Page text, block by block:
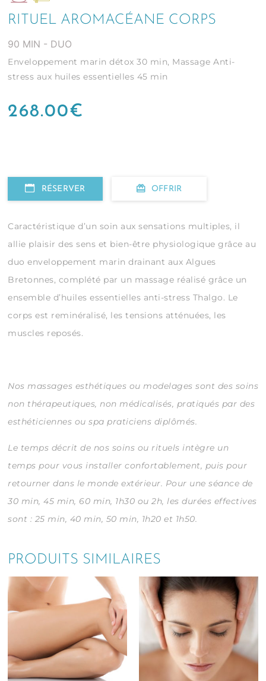
RITUEL AROMACÉANE CORPS
90 MIN - DUO
Enveloppement marin détox 30 min, Massage Anti-
stress aux huiles essentielles 45 min
268.00€
RÉSERVER OFFRIR
Caractéristique d’un soin aux sensations multiples, il
allie plaisir des sens et bien-être physiologique grâce au
duo enveloppement marin drainant aux Algues
Bretonnes, complété par un massage réalisé grâce un
ensemble d’huiles essentielles anti-stress Thalgo. Le
corps est reminéralisé, les tensions atténuées, les
muscles reposés.
Nos massages esthétiques ou modelages sont des soins
non thérapeutiques, non médicalisés, pratiqués par des
esthéticiennes ou spa praticiens diplômés.
Le temps décrit de nos soins ou rituels intègre un
temps pour vous installer confortablement, puis pour
retourner dans le monde extérieur. Pour une séance de
30 min, 45 min, 60 min, 1h30 ou 2h, les durées effectives
sont : 25 min, 40 min, 50 min, 1h20 et 1h50.
PRODUITS SIMILAIRES